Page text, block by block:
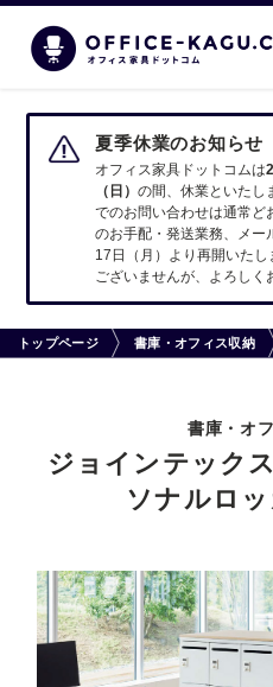
夏季休業のお知らせ
オフィス家具ドットコムは
（日）の間、休業といたし
でのお問い合わせは通常ど
のお手配・発送業務、メー
17日（月）より再開いた
ございませんが、よろしく
トップページ 書庫・オフィス収納
書庫・オ
ジョインテック
ソナルロ